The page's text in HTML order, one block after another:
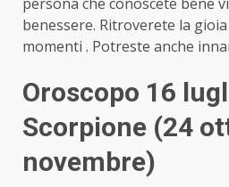
benessere. Ritroverete la
momenti . Potreste anche
Oroscopo 16
Scorpione (24
novembre)